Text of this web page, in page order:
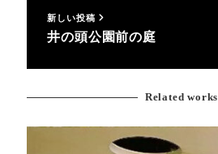
新しい投稿
井の頭公園前の庭
Related works